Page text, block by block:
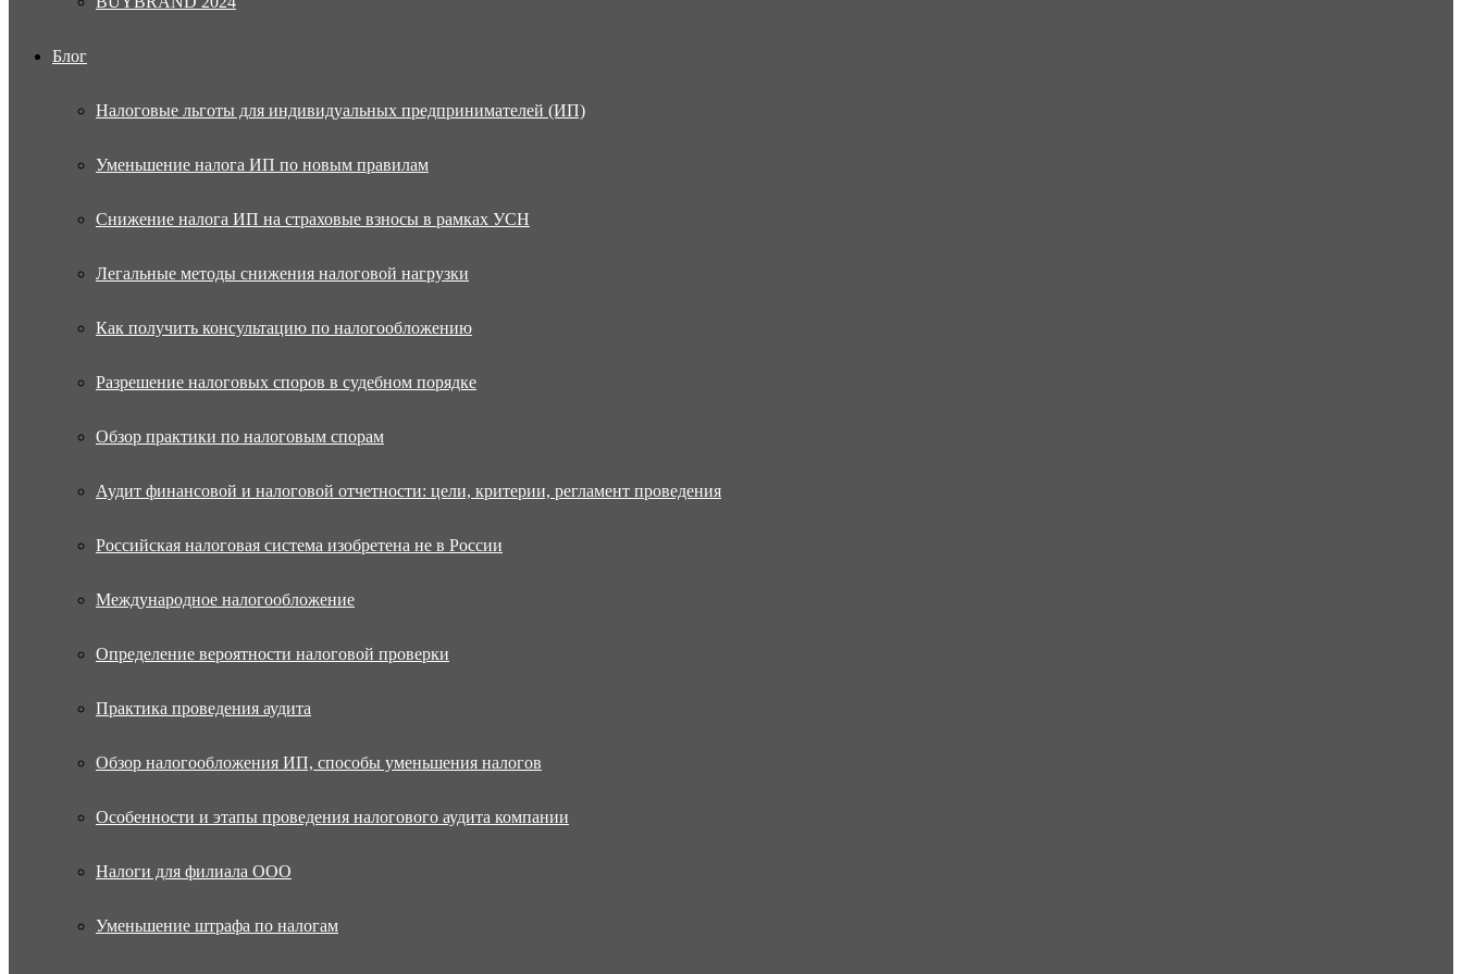
Блог
Налоговые льготы для индивидуальных предпринимателей (ИП)
Уменьшение налога ИП по новым правилам
Снижение налога ИП на страховые взносы в рамках УСН
Легальные методы снижения налоговой нагрузки
Как получить консультацию по налогообложению
Разрешение налоговых споров в судебном порядке
Обзор практики по налоговым спорам
Аудит финансовой и налоговой отчетности: цели, критерии, регламент проведения
Российская налоговая система изобретена не в России
Международное налогообложение
Определение вероятности налоговой проверки
Практика проведения аудита
Обзор налогообложения ИП, способы уменьшения налогов
Особенности и этапы проведения налогового аудита компании
Налоги для филиала ООО
Уменьшение штрафа по налогам